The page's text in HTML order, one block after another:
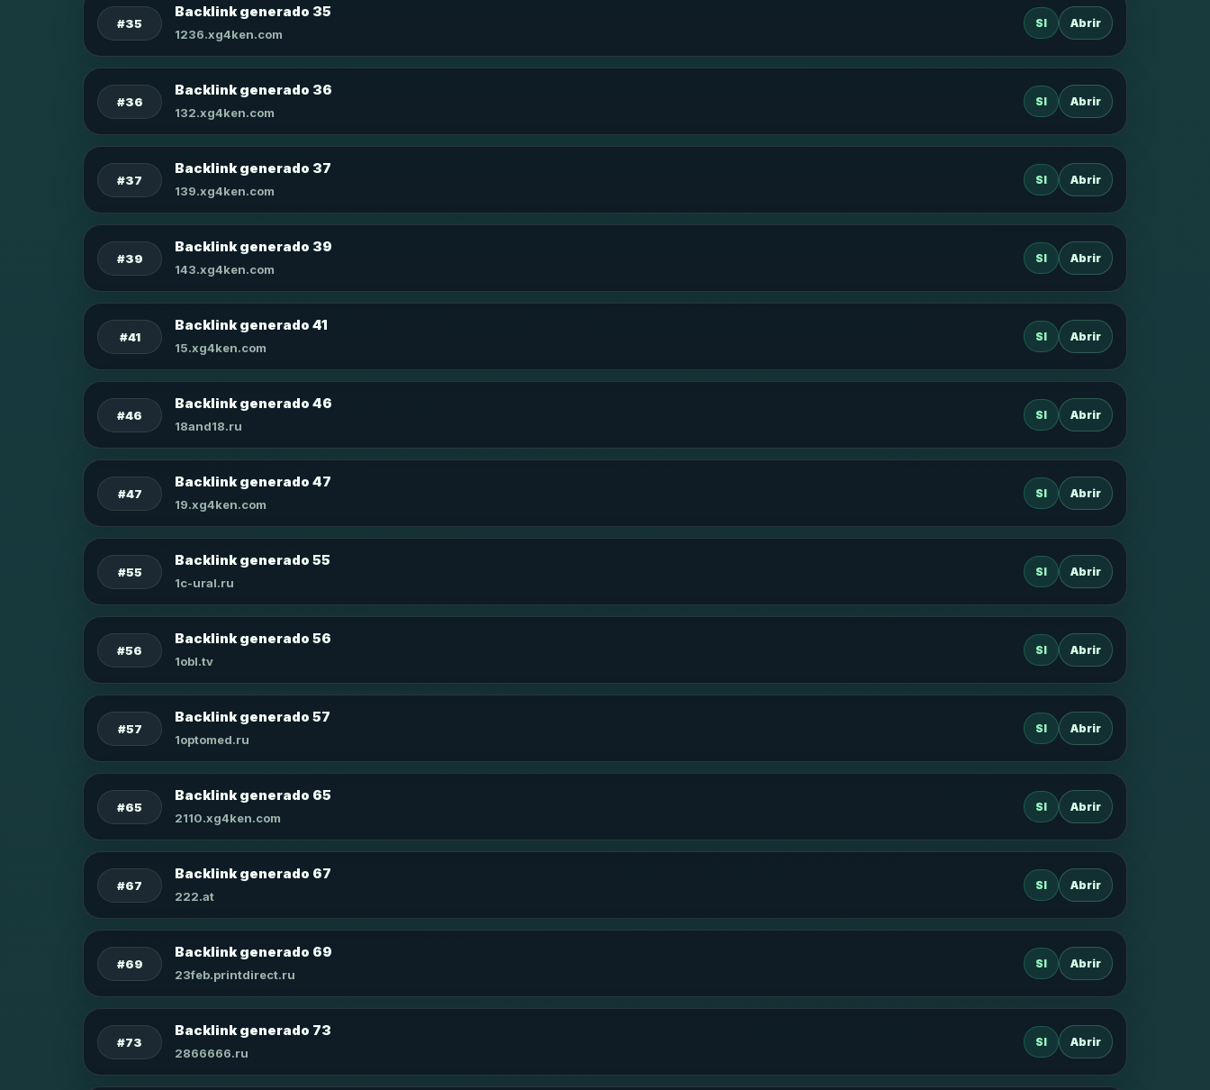
#35
Backlink generado 35
1236.xg4ken.com
SI Abrir
#36
Backlink generado 36
132.xg4ken.com
SI Abrir
#37
Backlink generado 37
139.xg4ken.com
SI Abrir
#39
Backlink generado 39
143.xg4ken.com
SI Abrir
#41
Backlink generado 41
15.xg4ken.com
SI Abrir
#46
Backlink generado 46
18and18.ru
SI Abrir
#47
Backlink generado 47
19.xg4ken.com
SI Abrir
#55
Backlink generado 55
1c-ural.ru
SI Abrir
#56
Backlink generado 56
1obl.tv
SI Abrir
#57
Backlink generado 57
1optomed.ru
SI Abrir
#65
Backlink generado 65
2110.xg4ken.com
SI Abrir
#67
Backlink generado 67
222.at
SI Abrir
#69
Backlink generado 69
23feb.printdirect.ru
SI Abrir
#73
Backlink generado 73
2866666.ru
SI Abrir